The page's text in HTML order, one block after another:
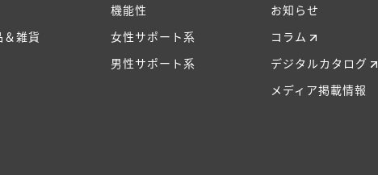
雑貨
機能性
女性サポート系
男性サポート系
お知らせ
コラム
デジタルカタログ
メディア掲載情報